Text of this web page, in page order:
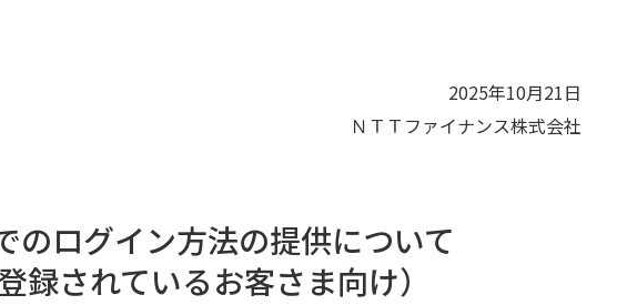
2025年10月21日
ＮＴＴファイナンス株式会社
のログイン方法の提供について
録されているお客さま向け）